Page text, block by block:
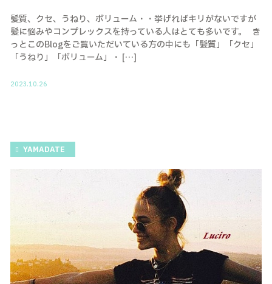
髪質、クセ、うねり、ボリューム・・挙げればキリがないですが
髪に悩みやコンプレックスを持っている人はとても多いです。 き
っとこのBlogをご覧いただいている方の中にも「髪質」「クセ」
「うねり」「ボリューム」・ […]
2023.10.26
YAMADATE